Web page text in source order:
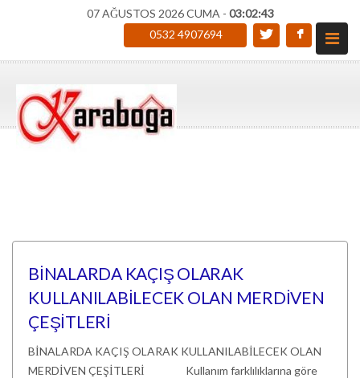
07 AĞUSTOS 2026 CUMA - 03:02:43
0532 4907694
BİNALARDA KAÇIŞ OLARAK
KULLANILABİLECEK OLAN MERDİVEN
ÇEŞİTLERİ
BİNALARDA KAÇIŞ OLARAK KULLANILABİLECEK OLAN
MERDİVEN ÇEŞİTLERİ Kullanım farklılıklarına göre